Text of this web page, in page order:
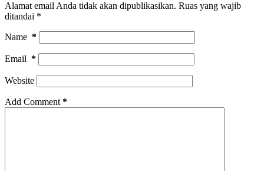
Alamat email Anda tidak akan dipublikasikan. Ruas yang wajib
ditandai *
Name *
Email *
Website
Add Comment *